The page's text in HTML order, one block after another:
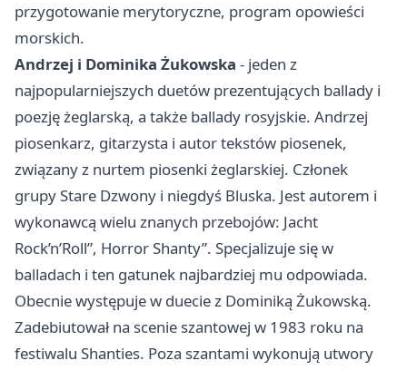
przygotowanie merytoryczne, program opowieści
morskich.
Andrzej i Dominika Żukowska - jeden z
najpopularniejszych duetów prezentujących ballady i
poezję żeglarską, a także ballady rosyjskie. Andrzej
piosenkarz, gitarzysta i autor tekstów piosenek,
związany z nurtem piosenki żeglarskiej. Członek
grupy Stare Dzwony i niegdyś Bluska. Jest autorem i
wykonawcą wielu znanych przebojów: Jacht
Rock’n’Roll”, Horror Shanty”. Specjalizuje się w
balladach i ten gatunek najbardziej mu odpowiada.
Obecnie występuje w duecie z Dominiką Żukowską.
Zadebiutował na scenie szantowej w 1983 roku na
festiwalu Shanties. Poza szantami wykonują utwory